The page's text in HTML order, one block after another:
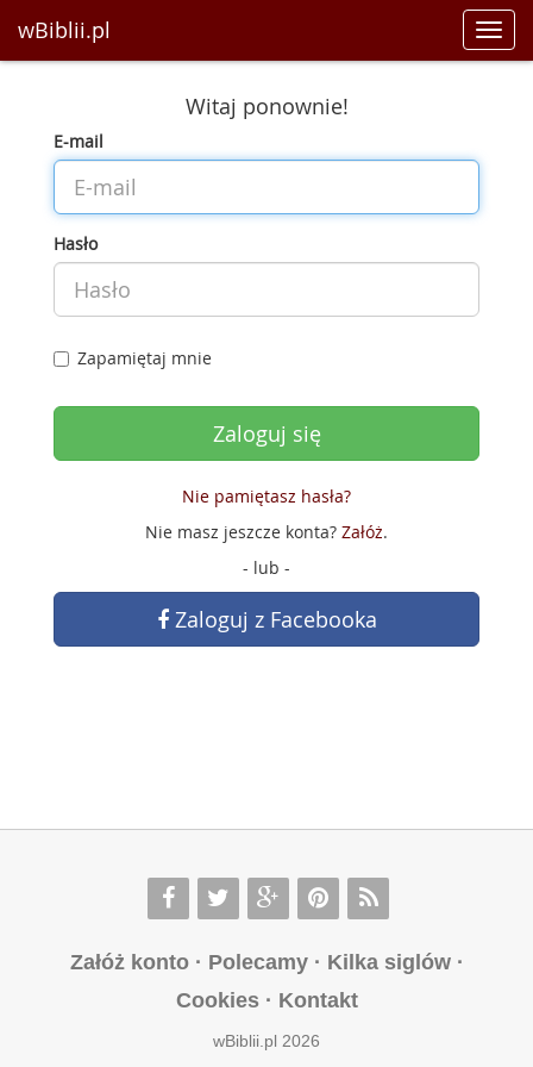
wBiblii.pl
Witaj ponownie!
E-mail
Hasło
Zapamiętaj mnie
Nie pamiętasz hasła?
Nie masz jeszcze konta? Załóż.
- lub -
Zaloguj z Facebooka
Załóż konto· Polecamy· Kilka siglów·
Cookies· Kontakt
wBiblii.pl 2026